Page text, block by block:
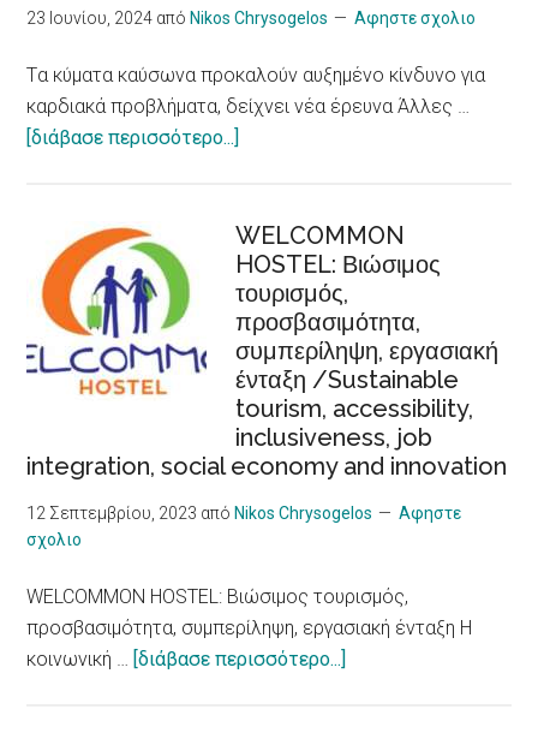
Strategy
23 Ιουνίου, 2024 από Nikos Chrysogelos Αφηστε σχολιο
Tα κύματα καύσωνα προκαλούν αυξημένο κίνδυνο για
καρδιακά προβλήματα, δείχνει νέα έρευνα Άλλες …
[διάβασε περισσότερο...]
καύσωνα
προκαλούν
αυξημένο
κίνδυνο
για
καρδιακά
προβλήματα,
δείχνει
νέα
έρευνα/
an
Increased
Risk
WELCOMMON
HOSTEL: Βιώσιμος
τουρισμός,
προσβασιμότητα,
συμπερίληψη, εργασιακή
ένταξη /Sustainable
tourism, accessibility,
inclusiveness, job
integration, social economy and innovation
12 Σεπτεμβρίου, 2023 από Nikos Chrysogelos
Αφηστε
σχολιο
WELCOMMON HOSTEL: Βιώσιμος τουρισμός,
προσβασιμότητα, συμπερίληψη, εργασιακή ένταξη Η
κοινωνική … [διάβασε περισσότερο...]